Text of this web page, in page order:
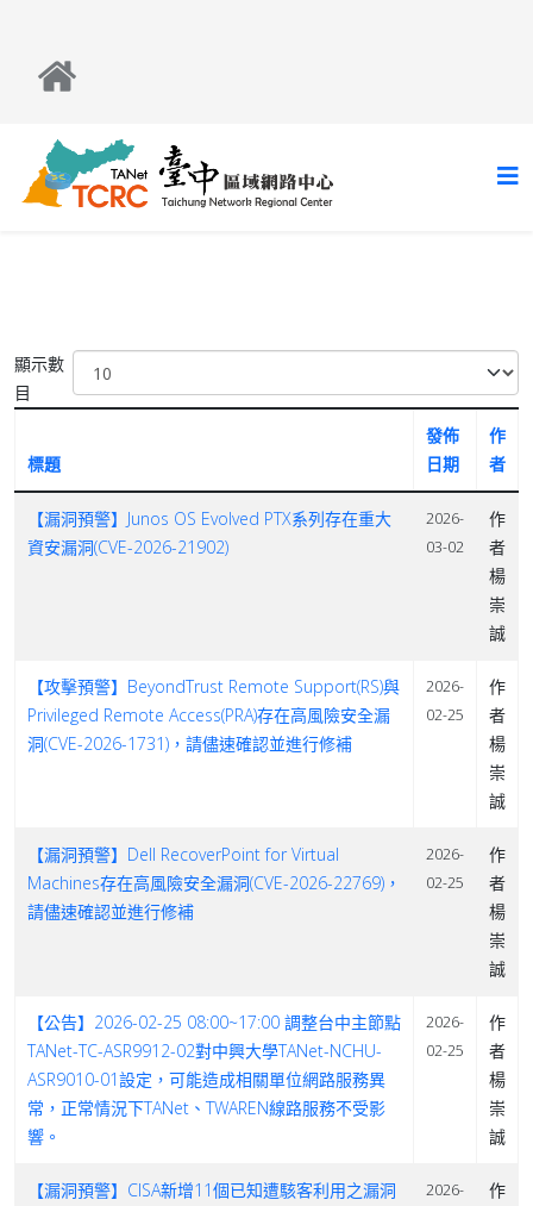
顯示數
目
標題
發佈
日期
作
者
【漏洞預警】Junos OS Evolved PTX系列存在重大
資安漏洞(CVE-2026-21902)
2026-
03-02
作
者
楊
崇
誠
【攻擊預警】BeyondTrust Remote Support(RS)與
Privileged Remote Access(PRA)存在高風險安全漏
洞(CVE-2026-1731)，請儘速確認並進行修補
2026-
02-25
作
者
楊
崇
誠
【漏洞預警】Dell RecoverPoint for Virtual
Machines存在高風險安全漏洞(CVE-2026-22769)，
請儘速確認並進行修補
2026-
02-25
作
者
楊
崇
誠
【公告】2026-02-25 08:00~17:00 調整台中主節點
TANet-TC-ASR9912-02對中興大學TANet-NCHU-
ASR9010-01設定，可能造成相關單位網路服務異
常，正常情況下TANet、TWAREN線路服務不受影
響。
2026-
02-25
作
者
楊
崇
誠
【漏洞預警】CISA新增11個已知遭駭客利用之漏洞
2026-
作